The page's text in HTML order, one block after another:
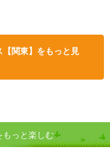
関東】をもっと見
もっと楽しむ